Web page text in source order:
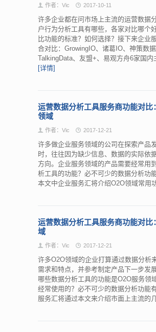
作者：Vic 2017-10-11
许多企业都在问市场上主流的运营数据
户行为分析工具有哪些，各家对比哪个
比功能的标准？如何选择？接下来企业
合对比：GrowingIO、诸葛IO、神策数据
TalkingData、友盟+、易观方舟6家国内
[详情]
运营数据分析工具服务商功能对比
领域
作者：Vic 2017-12-21
许多做企业服务领域的公司在探索产品
时，往往因为缺少信息、数据的实际依
方向。企业服务领域的产品需要经常用
析工具的功能？必不可少的数据分析功
本文中企业服务汇将介绍O2O领域常用
运营数据分析工具服务商功能对比
域
作者：Vic 2017-12-21
许多O2O领域的企业打算通过数据分析
需求和特点，并参考制定产品下一步发
哪些数据分析工具的功能是O2O服务领
经常使用的？必不可少的数据分析功能
服务汇将通过本文来介绍市面上主流的